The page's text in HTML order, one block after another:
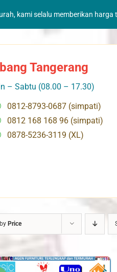
kami selalu memberikan harga
Tangerang
– Sabtu (08.00 – 17.30)
0812-8793-0687 (simpati)
0812 168 168 96 (simpati)
0878-5236-3119 (XL)
Price